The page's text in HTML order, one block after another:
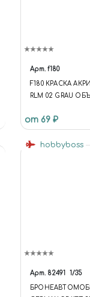
Арт. f180
F180 КРАСКА
RLM 02 GRAU
от 69 ₽
hobbyboss
Арт. 82491 1/35